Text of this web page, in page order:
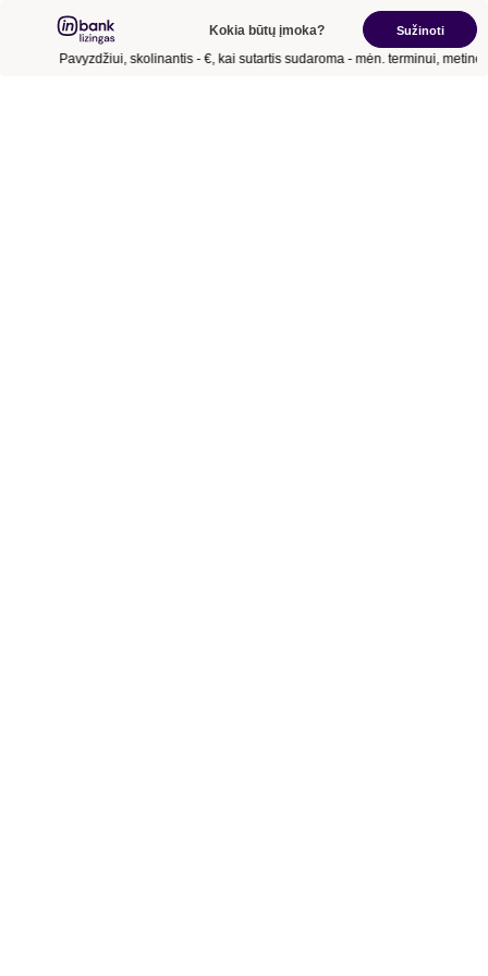
Sužinoti
Kokia būtų įmoka?
Pavyzdžiui, skolinantis- €, kai sutartis sudaroma- mėn.terminui, metinė